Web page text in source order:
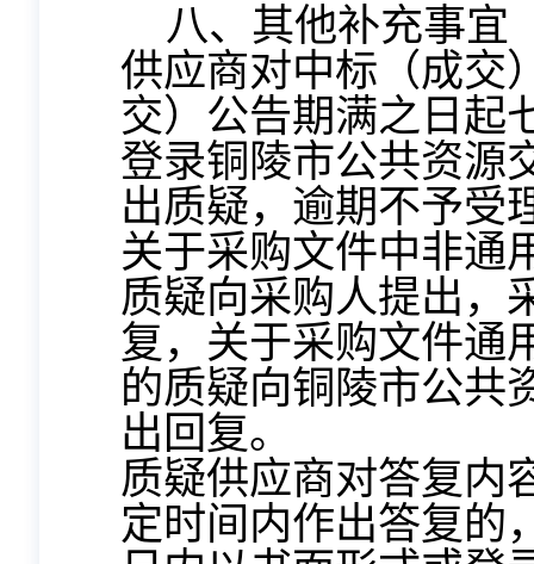
八、其他补充事宜
供应商对中标（成交
交）公告期满之日起
登录铜陵市公共资源
出质疑，逾期不予受
关于采购文件中非通
质疑向采购人提出，
复，关于采购文件通
的质疑向铜陵市公共
出回复。
质疑供应商对答复内
定时间内作出答复的